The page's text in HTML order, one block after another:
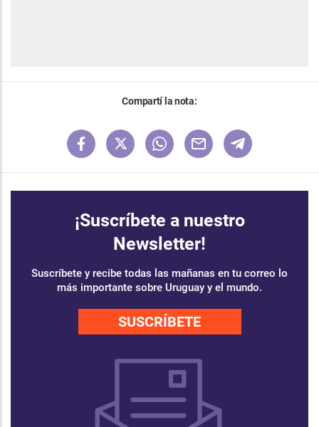
Compartí la nota:
¡Suscríbete a nuestro
Newsletter!
Suscríbete y recibe todas las mañanas en tu correo lo
más importante sobre Uruguay y el mundo.
SUSCRÍBETE